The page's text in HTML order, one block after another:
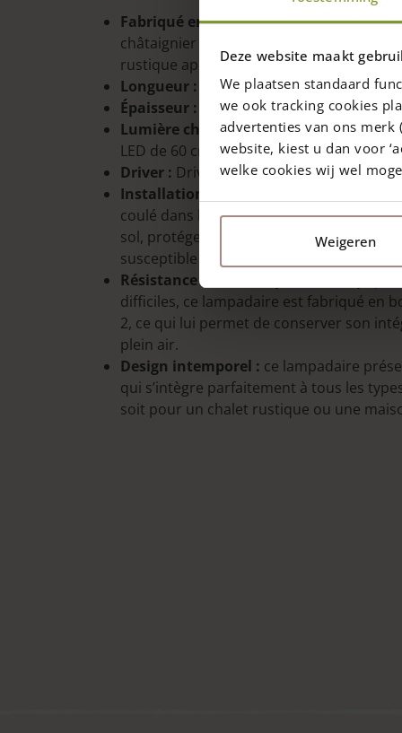
Deze website maakt
We plaatsen standaard
we ook tracking cookies
advertenties van ons merk
website, kiest u dan voor
welke cookies wij wel
Weigeren
Fabriqué en bois de châtaignier
châtaignier de haute qualité,
rustique apporte une touche d’élégance
Longueur : le poteau mesure 300 cm,
Épaisseur : le poteau a une épaisseur
Lumière chaleureuse et
LED de 60 cm de long, émettant une
Driver : Driver LED IP67, 230V AC, sortie
Installation :
coulé dans le béton préalablement.
sol, protégeant ainsi la partie la plus
susceptible de pourrir.
Résistance aux intempéries :
difficiles, ce lampadaire est fabriqué en
2, ce qui lui permet de conserver son
plein air.
Design intemporel : ce lampadaire
qui s’intègre parfaitement à tous les
soit pour un chalet rustique ou une